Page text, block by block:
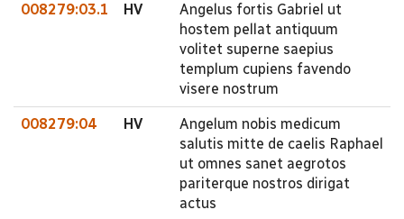
008279:03.1 HV
Angelus fortis Gabriel ut
hostem pellat antiquum
volitet superne saepius
templum cupiens favendo
visere nostrum
008279:04 HV
Angelum nobis medicum
salutis mitte de caelis Raphael
ut omnes sanet aegrotos
pariterque nostros dirigat
actus